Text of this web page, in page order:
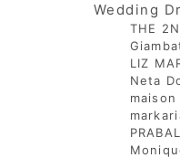
Wedding
THE
LIZ
Neta